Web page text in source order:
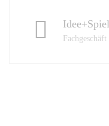
Idee+Spiel
Fachgeschäft